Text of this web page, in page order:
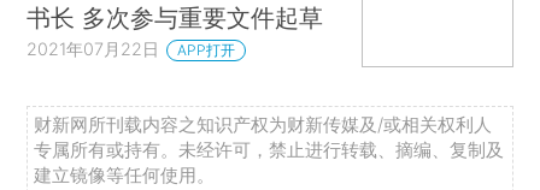
书长 多次参与重要文件起草
2021年07月22日 APP打开
财新网所刊载内容之知识产权为财新传媒及/或相关权利人
专属所有或持有。未经许可，禁止进行转载、摘编、复制及
建立镜像等任何使用。